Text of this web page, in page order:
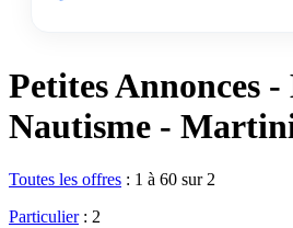
Petites Annonces -
Nautisme -
Toutes les offres : 1 à 60 sur 2
Particulier: 2